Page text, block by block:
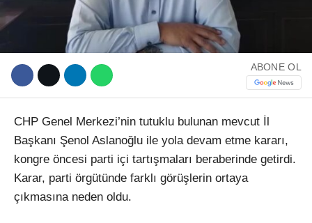
ABONE OL
CHP Genel Merkezi’nin tutuklu bulunan mevcut İl
Başkanı Şenol Aslanoğlu ile yola devam etme kararı,
kongre öncesi parti içi tartışmaları beraberinde getirdi.
Karar, parti örgütünde farklı görüşlerin ortaya
çıkmasına neden oldu.